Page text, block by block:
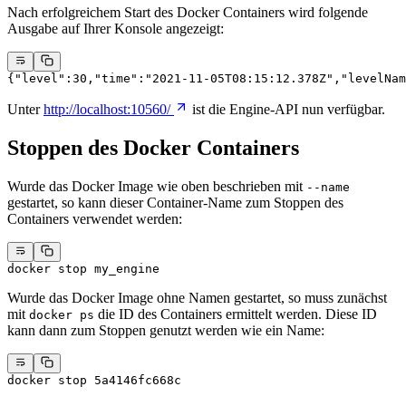
Nach erfolgreichem Start des Docker Containers wird folgende
Ausgabe auf Ihrer Konsole angezeigt:
{ "level" :30, "time" : "2021-11-05T08:15:12.378Z" ,
Unterhttp://localhost:10560/ ist die Engine-API nun verfügbar.
Stoppen des Docker Containers
Wurde das Docker Image wie oben beschrieben mit --name
gestartet, so kann dieser Container-Name zum Stoppen des
Containers verwendet werden:
docker stop my_engine
Wurde das Docker Image ohne Namen gestartet, so muss zunächst
mit docker ps die ID des Containers ermittelt werden. Diese ID
kann dann zum Stoppen genutzt werden wie ein Name:
docker stop 5a4146fc668c